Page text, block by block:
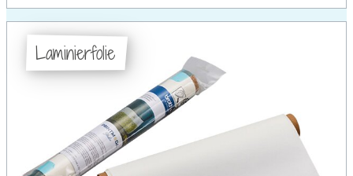
Laminierfolie